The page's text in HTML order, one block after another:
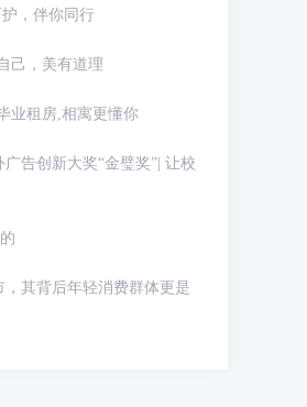
，伴你同行
己，美有道理
业租房,相寓更懂你
告创新大奖“金璧奖”| 让校
，其背后年轻消费群体更是